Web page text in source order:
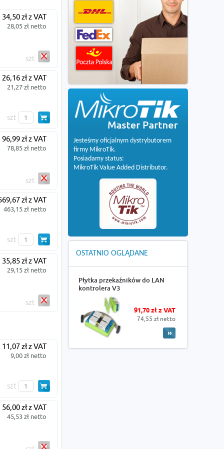
34,50 zł z VAT
28,05 zł netto
szt
26,16 zł z VAT
21,27 zł netto
szt
96,99 zł z VAT
78,85 zł netto
szt
zł z VAT
463,15 zł netto
szt
35,85 zł z VAT
29,15 zł netto
szt
11,07 zł z VAT
9,00 zł netto
szt
56,00 zł z VAT
45,53 zł netto
Jesteśmy oficjalnym dystrybutorem
firmy MikroTik.
Posiadamy status:
MikroTik Value Added Distributor.
OSTATNIO OGLĄDANE
Płytka przekaźników do LAN
kontrolera V3
91,70 zł z VAT
74,55 zł netto